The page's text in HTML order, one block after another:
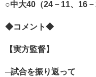
○中大40（24－11、16
◆コメント◆
【実方監督】
─試合を振り返って